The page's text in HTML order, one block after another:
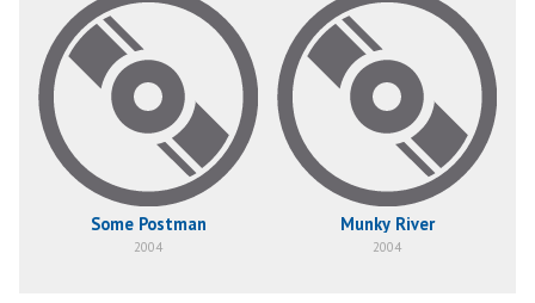
Some Postman
2004
Munky River
2004